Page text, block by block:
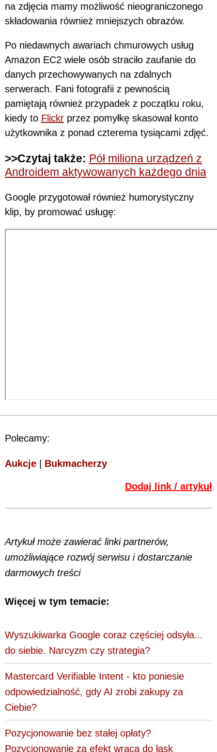
na zdjęcia mamy możliwość nieograniczonego
składowania również mniejszych obrazów.
Po niedawnych awariach chmurowych usług
Amazon EC2 wiele osób straciło zaufanie do
danych przechowywanych na zdalnych
serwerach. Fani fotografii z pewnością
pamiętają również przypadek z początku roku,
kiedy to Flickr przez pomyłkę skasował konto
użytkownika z ponad czterema tysiącami zdjęć.
>>Czytaj także: Pół miliona urządzeń z
Androidem aktywowanych każdego dnia
Google przygotował również humorystyczny
klip, by promować usługę:
Polecamy:
Aukcje Bukmacherzy
Dodaj link / artykuł
Artykuł może zawierać linki partnerów,
umożliwiające rozwój serwisu i dostarczanie
darmowych treści
Więcej w tym temacie:
Wyszukiwarka Google coraz częściej odsyła...
do siebie. Narcyzm czy strategia?
Mastercard Verifiable Intent - kto poniesie
odpowiedzialność, gdy AI zrobi zakupy za
Ciebie?
Pozycjonowanie bez stałej opłaty?
Pozycjonowanie za efekt wraca do łask